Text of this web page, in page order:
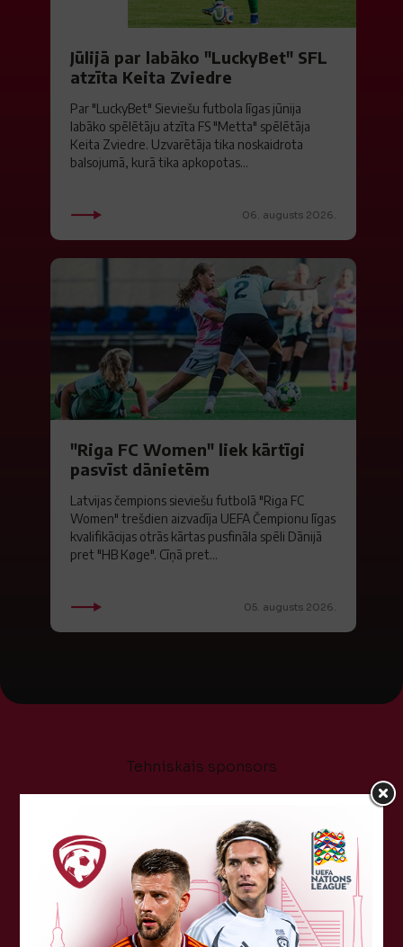
Jūlijā par labāko "LuckyBet" SFL
atzīta Keita Zviedre
Par "LuckyBet" Sieviešu futbola līgas jūnija
labāko spēlētāju atzīta FS "Metta" spēlētāja
Keita Zviedre. Uzvarētāja tika noskaidrota
balsojumā, kurā tika apkopotas...
06. augusts 2026.
"Riga FC Women" liek kārtīgi
pasvīst dānietēm
Latvijas čempions sieviešu futbolā "Riga FC
Women" trešdien aizvadīja UEFA Čempionu līgas
kvalifikācijas otrās kārtas pusfināla spēli Dānijā
pret "HB Køge". Cīņā pret...
05. augusts 2026.
Tehniskais sponsors